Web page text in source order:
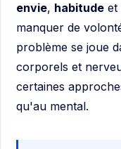
envie, habitude et
manquer de
problème se joue
corporels et
certaines
qu'au mental.